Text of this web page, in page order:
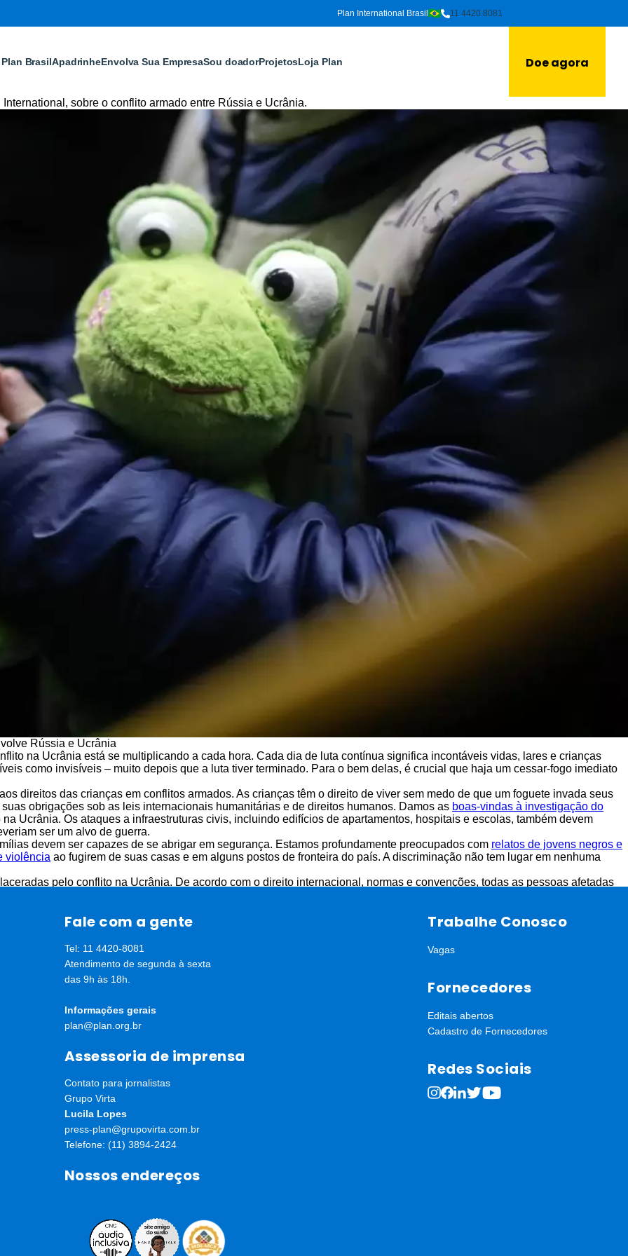
Plan International Brasil 11 4420.8081
Plan BrasilApadrinheEnvolva Sua EmpresaSou doadorProjetosLoja Plan Doe agora
sobre o conflito armado entre Rússia e Ucrânia.
Rússia e Ucrânia
na Ucrânia está se multiplicando a cada hora. Cada dia de luta contínua significa incontáveis vidas, lares e crianças
como invisíveis – muito depois que a luta tiver terminado. Para o bem delas, é crucial que haja um cessar-fogo imediato
direitos das crianças em conflitos armados. As crianças têm o direito de viver sem medo de que um foguete invada seus
obrigações sob as leis internacionais humanitárias e de direitos humanos. Damos as boas-vindas à investigação do
Ucrânia. Os ataques a infraestruturas civis, incluindo edifícios de apartamentos, hospitais e escolas, também devem
ser um alvo de guerra.
devem ser capazes de se abrigar em segurança. Estamos profundamente preocupados com relatos de jovens negros e
violência ao fugirem de suas casas e em alguns postos de fronteira do país. A discriminação não tem lugar em nenhuma
pelo conflito na Ucrânia. De acordo com o direito internacional, normas e convenções, todas as pessoas afetadas
e Polônia para avaliar a melhor forma de apoiar as crianças e suas famílias. Atuaremos em parceria com as
para garantir que haja assistência imediata para as crianças e suas famílias quando atravessarem a fronteira da Ucrânia.
acolhimento, as organizações que fornecem ajuda humanitária e a população em geral a se comprometerem com o
de discriminação contra as populações afetadas.”
Fale com a gente
Tel: 11 4420-8081
Atendimento de segunda à sexta
das 9h às 18h.
Informações gerais
plan@plan.org.br
Assessoria de imprensa
Contato para jornalistas
Grupo Virta
Lucila Lopes
press-plan@grupovirta.com.br
Telefone: (11) 3894-2424
Nossos endereços
Trabalhe Conosco
Vagas
Fornecedores
Editais abertos
Cadastro de Fornecedores
Redes Sociais